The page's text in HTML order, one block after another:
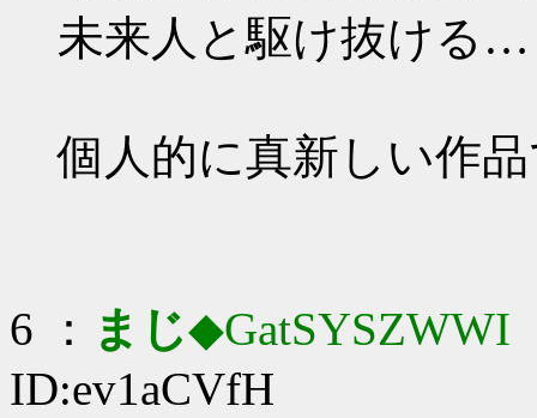
未来人と駆け抜ける…
個人的に真新しい作
6 ： まじ◆GatSYSZWWI
ID:ev1aCVfH